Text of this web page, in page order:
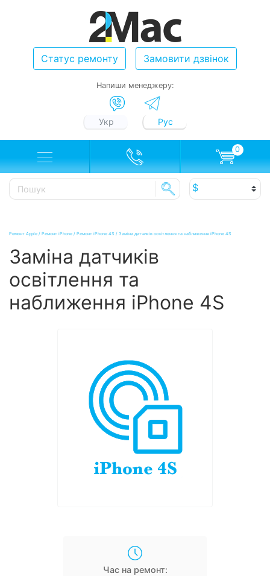
Статус ремонту Замовити дзвінок
Напиши менеджеру:
Укр Рус
0
Ремонт Apple / Ремонт iPhone / Ремонт iPhone 4S / Заміна датчиків освітлення та наближення iPhone 4S
Заміна датчиків
освітлення та
наближення iPhone 4S
Час на ремонт: